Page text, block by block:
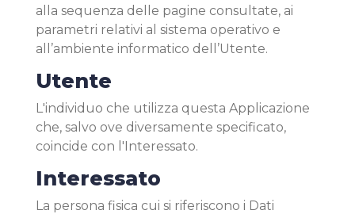
alla sequenza delle pagine consultate, ai
parametri relativi al sistema operativo e
all’ambiente informatico dell’Utente.
Utente
L'individuo che utilizza questa Applicazione
che, salvo ove diversamente specificato,
coincide con l'Interessato.
Interessato
La persona fisica cui si riferiscono i Dati